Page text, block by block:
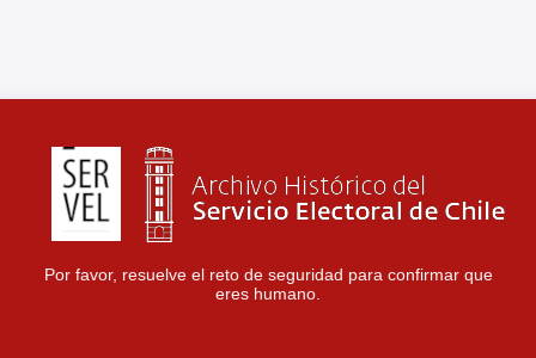
Por favor, resuelve el reto de seguridad para confirmar que
eres humano.